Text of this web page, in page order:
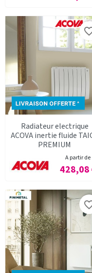
Radiateur electrique
ACOVA inertie fluide
PREMIUM
A partir de
Prix
428,08